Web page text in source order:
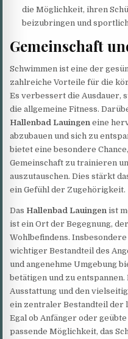
die Möglichkeit, ihren
beizubringen und
Gemeinschaft
Schwimmen ist eine der
zahlreiche Vorteile für die
Es verbessert die Ausdauer,
die allgemeine Fitness.
Hallenbad Lauingen eine
abzubauen und sich zu
bietet eine besondere
Gemeinschaft zu trainieren
auszutauschen. Dies stärkt
ein Gefühl der Zugehörigkeit.
Das Hallenbad Lauingen ist
ist ein Ort der Begegnung,
Wohlbefindens.
wichtiger Bestandteil des
und angenehme Umgebung
betätigen und zu
Ausstattung und den
ein zentraler Bestandteil der
Egal ob Anfänger oder
passende Möglichkeit, das